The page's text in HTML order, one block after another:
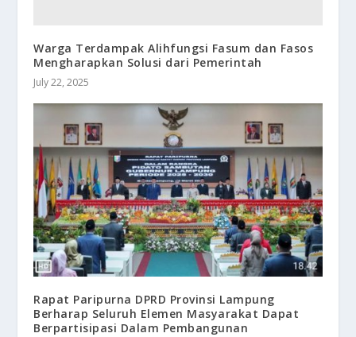
Warga Terdampak Alihfungsi Fasum dan Fasos
Mengharapkan Solusi dari Pemerintah
July 22, 2025
Rapat Paripurna DPRD Provinsi Lampung
Berharap Seluruh Elemen Masyarakat Dapat
Berpartisipasi Dalam Pembangunan